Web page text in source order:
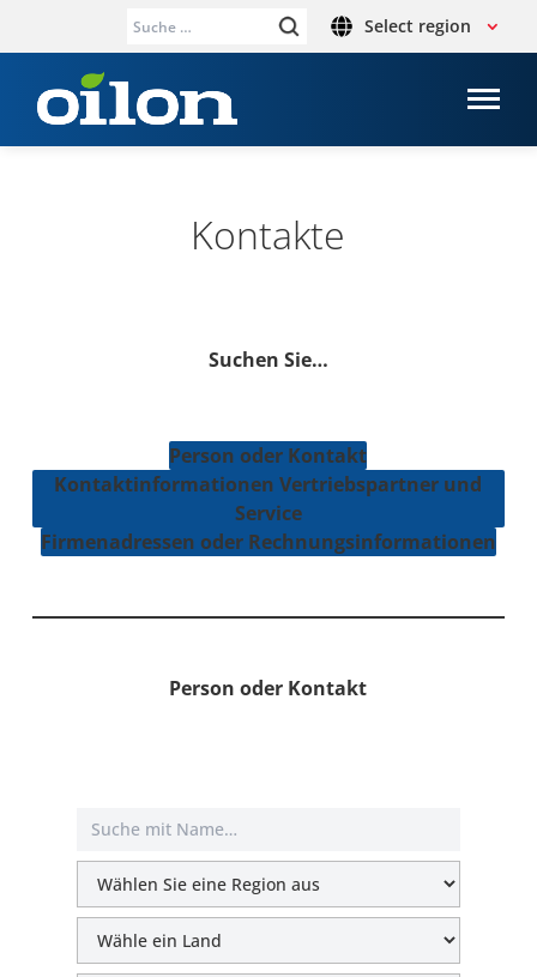
Suche Select region
Kon­takte
Suchen Sie…
Person oder Kontakt
Kon­takt­in­for­ma­tio­nen Ver­triebs­part­ner und
Service
Fir­men­adres­sen oder Rech­nungs­in­for­ma­tio­nen
Person oder Kontakt